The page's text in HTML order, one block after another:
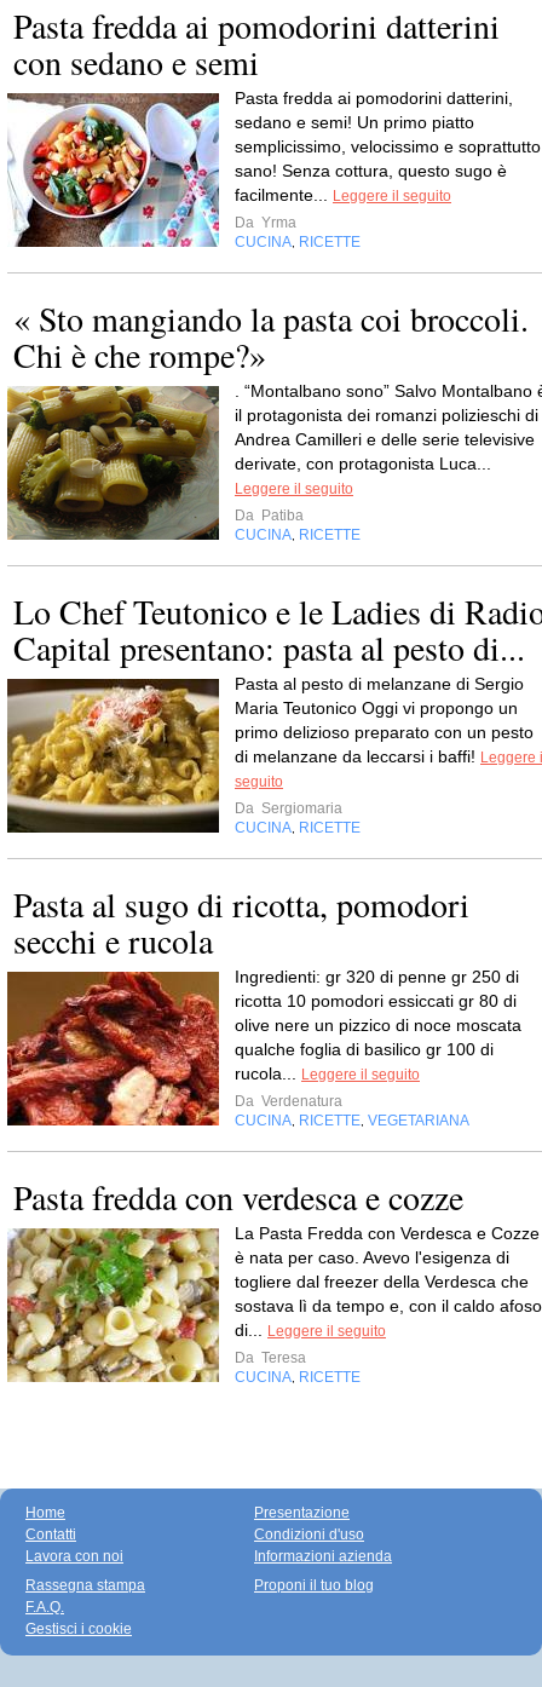
Pasta fredda ai pomodorini datterini
con sedano e semi
Pasta fredda ai pomodorini datterini,
sedano e semi! Un primo piatto
semplicissimo, velocissimo e soprattutto
sano! Senza cottura, questo sugo è
facilmente...
Leggere il seguito
Da Yrma
CUCINA RICETTE
« Sto mangiando la pasta coi broccoli.
Chi è che rompe?»
. “Montalbano sono” Salvo Montalbano
il protagonista dei romanzi polizieschi di
Andrea Camilleri e delle serie televisive
derivate, con protagonista Luca...
Leggere il seguito
Da Patiba
CUCINA RICETTE
Lo Chef Teutonico e le Ladies di
Capital presentano: pasta al pesto di...
Pasta al pesto di melanzane di Sergio
Maria Teutonico Oggi vi propongo un
primo delizioso preparato con un pesto
di melanzane da leccarsi i baffi! Leggere
seguito
Da Sergiomaria
CUCINA RICETTE
Pasta al sugo di ricotta, pomodori
secchi e rucola
Ingredienti: gr 320 di penne gr 250 di
ricotta 10 pomodori essiccati gr 80 di
olive nere un pizzico di noce moscata
qualche foglia di basilico gr 100 di
rucola...
Leggere il seguito
Da Verdenatura
CUCINA RICETTE VEGETARIANA
Pasta fredda con verdesca e cozze
La Pasta Fredda con Verdesca e Cozze
è nata per caso. Avevo l'esigenza di
togliere dal freezer della Verdesca che
sostava lì da tempo e, con il caldo afoso
di...
Leggere il seguito
Da Teresa
CUCINA RICETTE
Home
Contatti
Lavora con noi
Presentazione
Condizioni d'uso
Informazioni azienda
Rassegna stampa
F.A.Q.
Gestisci i cookie
Proponi il tuo blog